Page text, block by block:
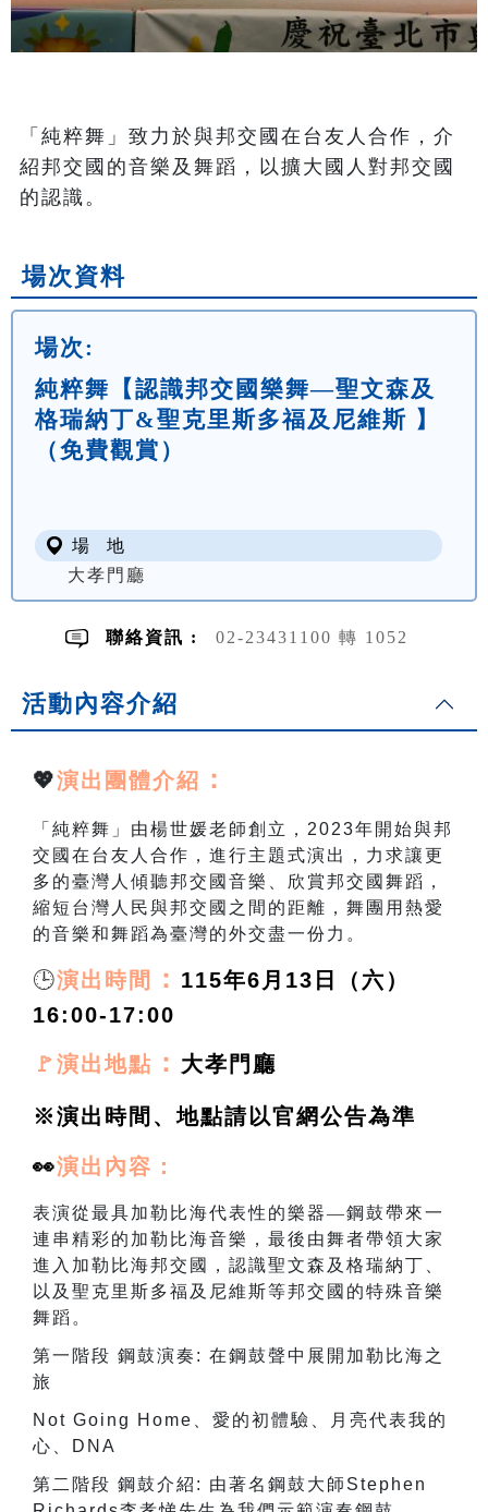
「純粹舞」致力於與邦交國在台友人合作，介
紹邦交國的音樂及舞蹈，以擴大國人對邦交國
的認識。
場次資料
場次:
純粹舞【認識邦交國樂舞—聖文森及
格瑞納丁&聖克里斯多福及尼維斯 】
（免費觀賞）
場 地
大孝門廳
聯絡資訊 : 02-23431100 轉 1052
活動內容介紹
💖演出團體介紹 ：
「純粹舞」由楊世媛老師創立， 2023年開始與邦
交國在台友人合作，進行主題式演出，力求讓更
多的臺灣人傾聽邦交國音樂、欣賞邦交國舞蹈，
縮短台灣人民與邦交國之間的距離，舞團用熱愛
的音樂和舞蹈為臺灣的外交盡一份力。
🕒演出時間 ： 115年6月13日（六）
16:00-17:00
🚩演出地點 ： 大孝門廳
※演出時間、地點請以官網公告為準
👀演出 內容：
表演從最具加勒比海代表性的樂器—鋼鼓帶來一
連串精彩的加勒比海音樂，最後由舞者帶領大家
進入加勒比海邦交國，認識聖文森及格瑞納丁、
以及聖克里斯多福及尼維斯等邦交國的特殊音樂
舞蹈。
第一階段 鋼鼓演奏 : 在鋼鼓聲中展開加勒比海之
旅
Not Going Home
、愛的初體驗、月亮代表我的
心、
DNA
第二階段 鋼鼓介紹 : 由著名鋼鼓大師 Stephen